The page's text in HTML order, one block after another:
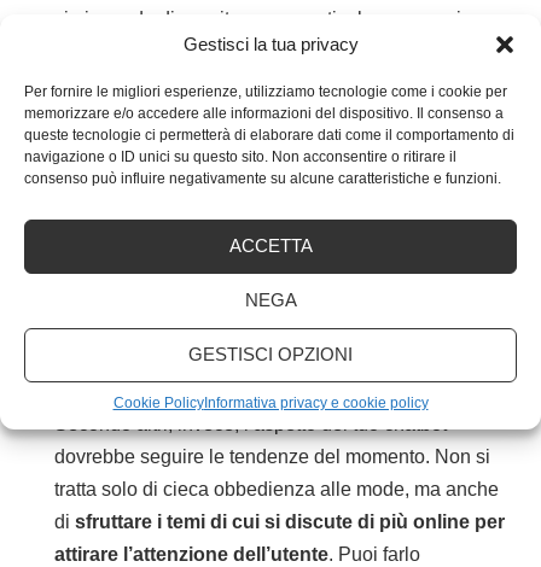
Gestisci la tua privacy
Per fornire le migliori esperienze, utilizziamo tecnologie come i cookie per
memorizzare e/o accedere alle informazioni del dispositivo. Il consenso a
queste tecnologie ci permetterà di elaborare dati come il comportamento di
navigazione o ID unici su questo sito. Non acconsentire o ritirare il
consenso può influire negativamente su alcune caratteristiche e funzioni.
ACCETTA
NEGA
GESTISCI OPZIONI
Cookie PolicyInformativa privacy e cookie policy
sia in grado di suscitare una particolare sensazione
agli esseri umani. Per esempio, il blu ispira
autorevolezza e competenza, il verde spensieratezza,
il giallo energia.Cosa vuoi che provi l’utente
quando chiacchiera con il chatbot?
Per i dettami del visual marketing, dovresti
incorporare nell’aspetto grafico del tuo chatbot i colori
dominanti del tuo brand. Anche qui entra in gioco la
sensazioni positive che prova, per esempio,
quando usufruisce dei tuoi prodotti.
dovrebbe seguire le tendenze del momento. Non si
tratta solo di cieca obbedienza alle mode, ma anche
di sfruttare i temi di cui si discute di più online per
attirare l’attenzione dell’utente. Puoi farlo